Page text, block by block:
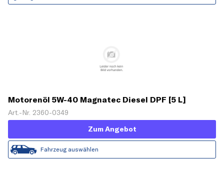
Motorenöl 5W-40 Magnatec Diesel DPF [5 L]
Art.-Nr. 2360-0349
Zum Angebot
Fahrzeug auswählen